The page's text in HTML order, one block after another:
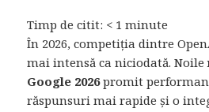
Timp de citit: < 1 minute
În 2026, competiția dintre
mai intensă ca niciodată. Noile
Google 2026promit
răspunsuri mai rapide și o